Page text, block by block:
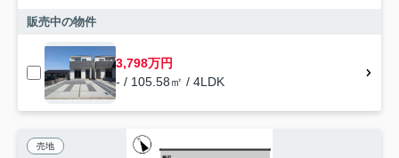
販売中の物件
3,798万円
- / 105.58㎡ / 4LDK
売地